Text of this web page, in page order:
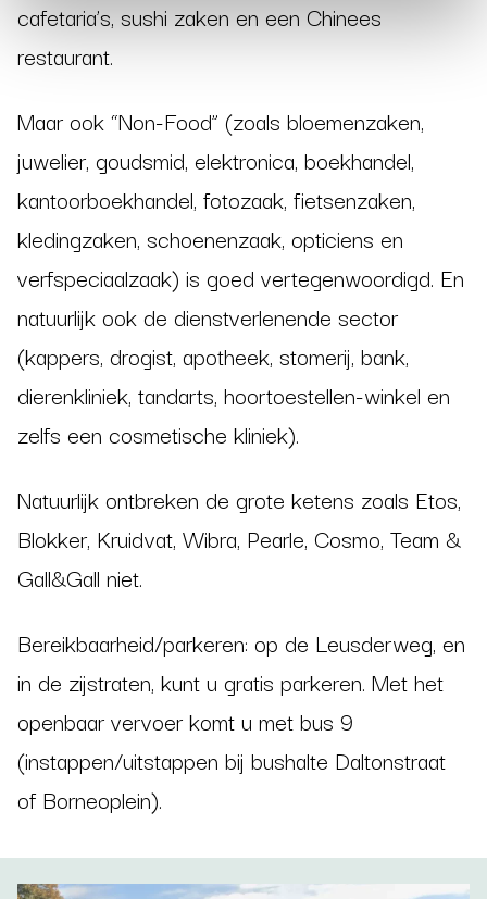
cafetaria’s, sushi zaken en een Chinees
restaurant.
Maar ook “Non-Food” (zoals bloemenzaken,
juwelier, goudsmid, elektronica, boekhandel,
kantoorboekhandel, fotozaak, fietsenzaken,
kledingzaken, schoenenzaak, opticiens en
verfspeciaalzaak) is goed vertegenwoordigd. En
natuurlijk ook de dienstverlenende sector
(kappers, drogist, apotheek, stomerij, bank,
dierenkliniek, tandarts, hoortoestellen-winkel en
zelfs een cosmetische kliniek).
Natuurlijk ontbreken de grote ketens zoals Etos,
Blokker, Kruidvat, Wibra, Pearle, Cosmo, Team &
Gall&Gall niet.
Bereikbaarheid/parkeren: op de Leusderweg, en
in de zijstraten, kunt u gratis parkeren. Met het
openbaar vervoer komt u met bus 9
(instappen/uitstappen bij bushalte Daltonstraat
of Borneoplein).